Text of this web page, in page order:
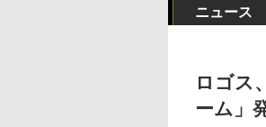
ニュース
ロゴス
ーム」